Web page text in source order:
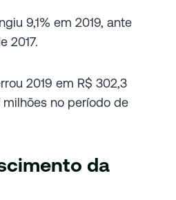
9,1% em 2019, ante
2017.
2019 em R$ 302,3
milhões no período de
da